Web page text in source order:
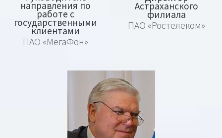
направления по
работе с
государственными
клиентами
ПАО «МегаФон»
Астраханского
филиала
ПАО «Ростелеком»